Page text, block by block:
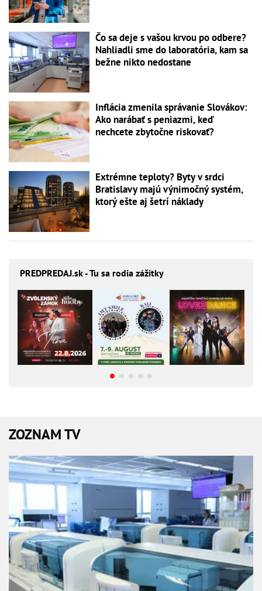
Čo sa deje s vašou krvou po odbere?
Nahliadli sme do laboratória, kam sa
bežne nikto nedostane
Inflácia zmenila správanie Slovákov:
Ako narábať s peniazmi, keď
nechcete zbytočne riskovať?
Extrémne teploty? Byty v srdci
Bratislavy majú výnimočný systém,
ktorý ešte aj šetrí náklady
PREDPREDAJ.sk - Tu sa rodia zážitky
ZOZNAM TV